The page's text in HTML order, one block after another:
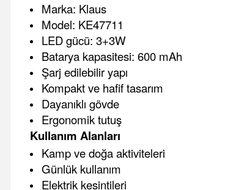
Marka: Klaus
Model: KE47711
LED gücü: 3+3W
Batarya kapasitesi: 600 mAh
Şarj edilebilir yapı
Kompakt ve hafif tasarım
Dayanıklı gövde
Ergonomik tutuş
Kullanım Alanları
Kamp ve doğa aktiviteleri
Günlük kullanım
Elektrik kesintileri